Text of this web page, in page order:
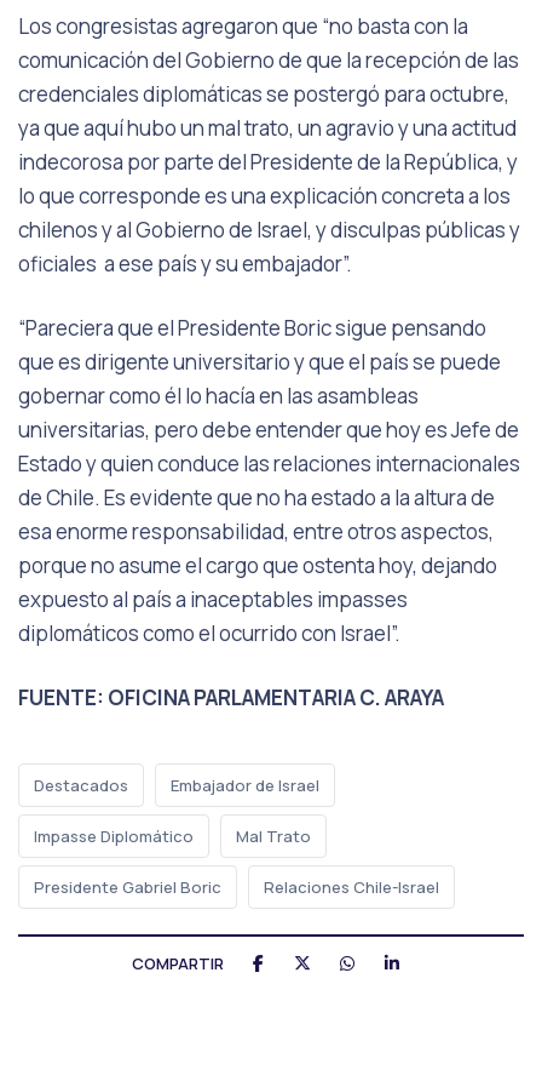
Los congresistas agregaron que “no basta con la
comunicación del Gobierno de que la recepción de las
credenciales diplomáticas se postergó para octubre,
ya que aquí hubo un mal trato, un agravio y una actitud
indecorosa por parte del Presidente de la República, y
lo que corresponde es una explicación concreta a los
chilenos y al Gobierno de Israel, y disculpas públicas y
oficiales a ese país y su embajador”.
“Pareciera que el Presidente Boric sigue pensando
que es dirigente universitario y que el país se puede
gobernar como él lo hacía en las asambleas
universitarias, pero debe entender que hoy es Jefe de
Estado y quien conduce las relaciones internacionales
de Chile. Es evidente que no ha estado a la altura de
esa enorme responsabilidad, entre otros aspectos,
porque no asume el cargo que ostenta hoy, dejando
expuesto al país a inaceptables impasses
diplomáticos como el ocurrido con Israel”.
FUENTE: OFICINA PARLAMENTARIA C. ARAYA
Destacados Embajador de Israel
Impasse Diplomático Mal Trato
Presidente Gabriel Boric Relaciones Chile-Israel
COMPARTIR